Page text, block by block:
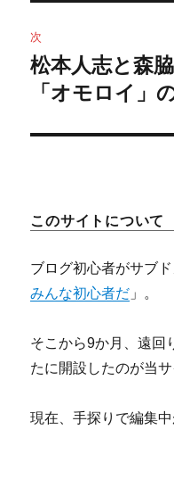
シ
ョ
ン
次
次
の
稿:
松本人志と森
「オモロイ」
このサイトについて
ブログ初心者がサブ
みんな初心者だ 」。
そこから9か月、遠回
たに開設したのが当サ
現在、手探りで編集中